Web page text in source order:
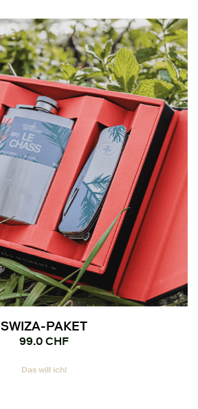
Varianten
auf.
Die
Optionen
können
auf
der
Produktseite
gewählt
werden
SWIZA-PAKET
99.0 CHF
Das will ich!